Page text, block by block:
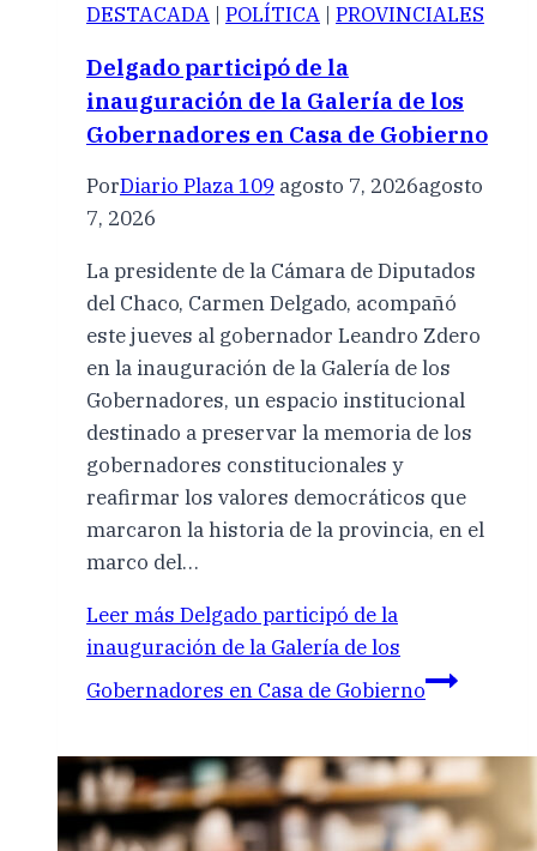
DESTACADA | POLÍTICA | PROVINCIALES
Delgado participó de la
inauguración de la Galería de los
Gobernadores en Casa de Gobierno
PorDiario Plaza 109 agosto 7, 2026agosto
7, 2026
La presidente de la Cámara de Diputados
del Chaco, Carmen Delgado, acompañó
este jueves al gobernador Leandro Zdero
en la inauguración de la Galería de los
Gobernadores, un espacio institucional
destinado a preservar la memoria de los
gobernadores constitucionales y
reafirmar los valores democráticos que
marcaron la historia de la provincia, en el
marco del…
Leer más Delgado participó de la
inauguración de la Galería de los
Gobernadores en Casa de Gobierno